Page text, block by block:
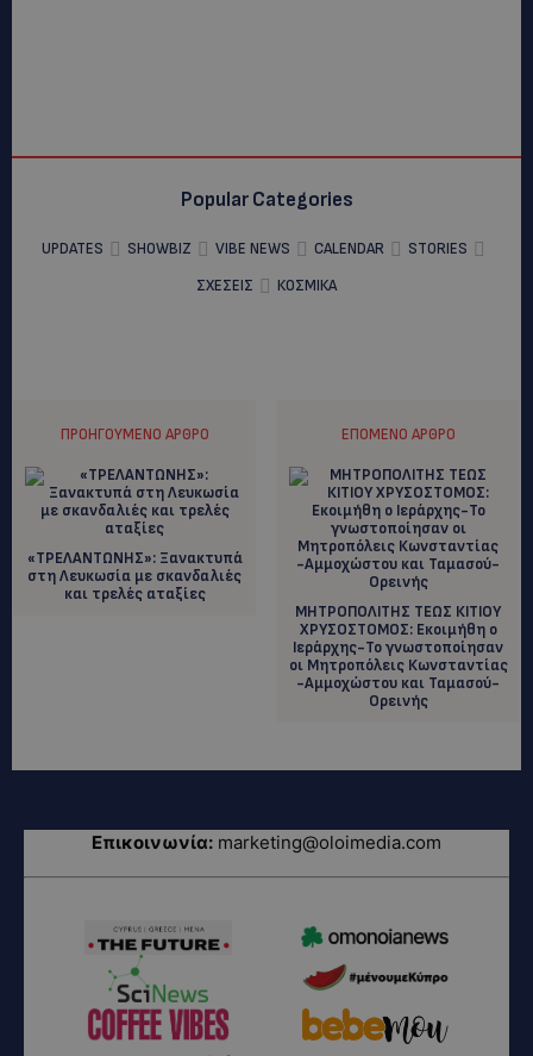
Popular Categories
UPDATES SHOWBIZ VIBE NEWS CALENDAR
STORIES
ΣΧΕΣΕΙΣ
ΚΟΣΜΙΚΑ
ΠΡΟΗΓΟΎΜΕΝΟ ΆΡΘΡΟ
«ΤΡΕΛΑΝΤΩΝΗΣ»: Ξανακτυπά
στη Λευκωσία με σκανδαλιές
και τρελές αταξίες
ΕΠΌΜΕΝΟ ΆΡΘΡΟ
ΜΗΤΡΟΠΟΛΙΤΗΣ ΤΕΩΣ ΚΙΤΙΟΥ
ΧΡΥΣΟΣΤΟΜΟΣ: Εκοιμήθη ο
Ιεράρχης-Το γνωστοποίησαν
οι Μητροπόλεις Κωνσταντίας
-Αμμοχώστου και Ταμασού-
Ορεινής
Επικοινωνία: marketing@oloimedia.com